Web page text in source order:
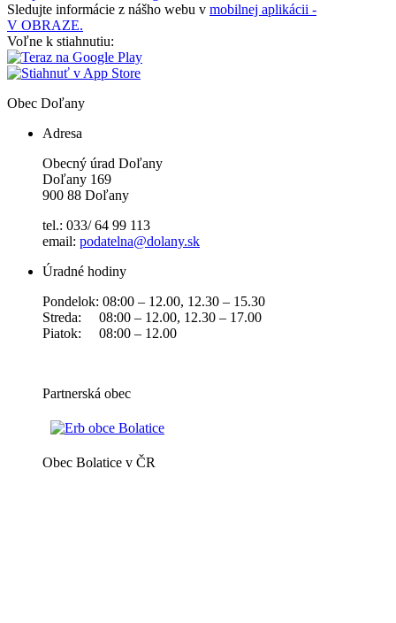
Sledujte informácie z nášho webu v mobilnej aplikácii -
V OBRAZE.
Voľne k stiahnutiu:
Obec Doľany
Adresa
Obecný úrad Doľany
Doľany 169
900 88 Doľany
tel.: 033/ 64 99 113
email: podatelna@dolany.sk
Úradné hodiny
Pondelok: 08:00 – 12.00, 12.30 – 15.30
Streda: 08:00 – 12.00, 12.30 – 17.00
Piatok: 08:00 – 12.00
Partnerská obec
Obec Bolatice v ČR